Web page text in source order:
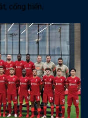
cống hiến.